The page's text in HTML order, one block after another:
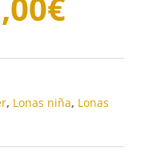
de
desde
hasta
, Lonas niña, Lonas